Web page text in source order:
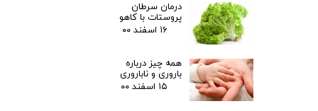
درمان سرطان
پروستات با کاهو
۱۶ اسفند ۰۰
همه چیز درباره
باروری و ناباروری
۱۵ اسفند ۰۰